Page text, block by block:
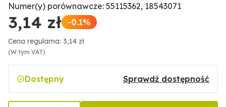
Numer(y) porównawcze: 55115362, 18543071
3,14 zł -0.1%
Cena regularna: 3,14 zł
(W tym VAT)
Dostępny Sprawdź dostępność